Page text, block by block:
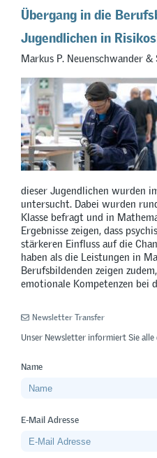
Übergang in die
Jugendlichen in
Markus P. Neuenschwander
dieser Jugendlichen wurden
untersucht. Dabei wurden
Klasse befragt und in
Ergebnisse zeigen, dass
stärkeren Einfluss auf die
haben als die Leistungen in
Berufsbildenden zeigen
emotionale Kompetenzen bei
Newsletter Transfer
Unser Newsletter informiert Sie
Name
E-Mail Adresse